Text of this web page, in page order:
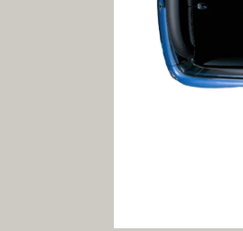
Gereedschap